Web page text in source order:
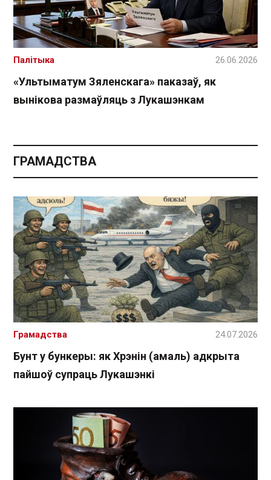
«Ультыматум Зяленскага» паказаў, як
вынікова размаўляць з Лукашэнкам
Палітыка 26.06.2026
ГРАМАДСТВА
Бунт у бункеры: як Хрэнін (амаль) адкрыта
пайшоў супраць Лукашэнкі
Грамадства 24.07.2026